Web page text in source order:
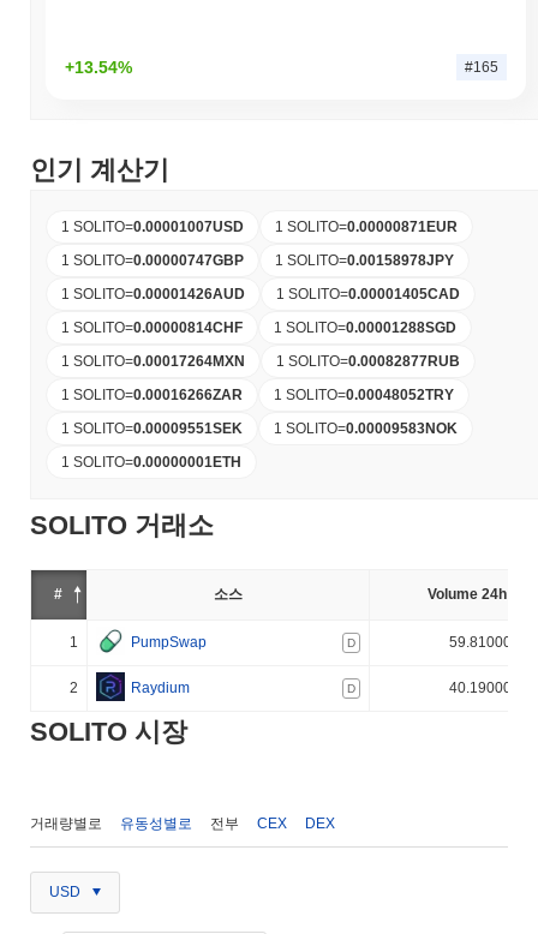
+13.54% #165
인기 계산기
1 SOLITO=0.00001007USD 1 SOLITO=0.00000871EUR
1 SOLITO=0.00000747GBP 1 SOLITO=0.00158978JPY
1 SOLITO=0.00001426AUD 1 SOLITO=0.00001405CAD
1 SOLITO=0.00000814CHF 1 SOLITO=0.00001288SGD
1 SOLITO=0.00017264MXN 1 SOLITO=0.00082877RUB
1 SOLITO=0.00016266ZAR 1 SOLITO=0.00048052TRY
1 SOLITO=0.00009551SEK 1 SOLITO=0.00009583NOK
1 SOLITO=0.00000001ETH
SOLITO 거래소
# 소스 Volume 24h (%)
1 PumpSwap D 59.810000%
2 Raydium D 40.190000%
SOLITO 시장
거래량별로 유동성별로 전부 CEX DEX
USD